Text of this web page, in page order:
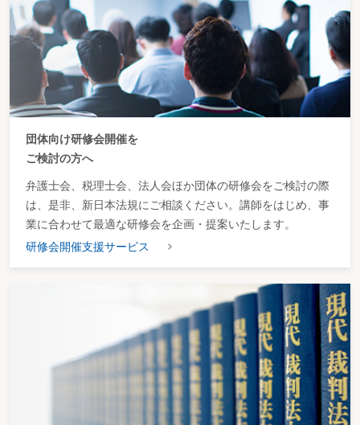
〔49〕 NPO法人を休眠状態にしておく場合、どのような点に注意すべきか？
〔50〕 休眠状態にあるNPO法人を解散する場合、どのような手続が必要か？
第４ 社会福祉法人の休眠・解散をめぐる実務
〔51〕 社会福祉法人を休眠させることはできるか？
〔52〕 休眠状態の社会福祉法人を解散する場合、どのような手続が必要か？
第５ 医療法人の休眠・解散をめぐる実務
〔54〕 休眠（休止）状態の医療法人を解散する場合、どのような手続が必要
か？
第６ 宗教法人の休眠・解散をめぐる実務
〔55〕 宗教法人を休眠状態にしておく場合、どのような点に注意すべきか？
〔56〕 不活動宗教法人にはどのような対策が行われているか？
〔57〕 休眠状態の宗教法人を解散する場合、どのような手続が必要か？
〔59〕 休眠状態の学校法人を解散する場合、どのような手続が必要か？
第８ 弁護士法人の休眠・解散をめぐる実務
〔60〕 弁護士法人を休眠させることはできるか？
〔61〕 休眠状態の弁護士法人を解散する場合、どのような手続が必要か？
第９ 税理士法人の休眠・解散をめぐる実務
〔62〕 税理士法人を休眠させることはできるか？
〔63〕 休眠状態の税理士法人を解散する場合、どのような手続が必要か？
団体向け研修会開催を
ご検討の方へ
弁護士会、税理士会、法人会ほか団体の研修会をご検討の際
は、是非、新日本法規にご相談ください。講師をはじめ、事
業に合わせて最適な研修会を企画・提案いたします。
研修会開催支援サービス